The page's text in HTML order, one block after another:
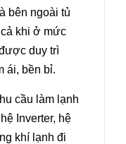
bên ngoài tủ
khi ở mức
duy trì
ái, bền bỉ.
cầu làm lạnh
Inverter, hệ
khí lạnh đi